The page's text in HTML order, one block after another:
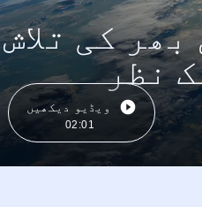
بھر کی تلاش
نظر
ویڈیو دیکھیں
02:01